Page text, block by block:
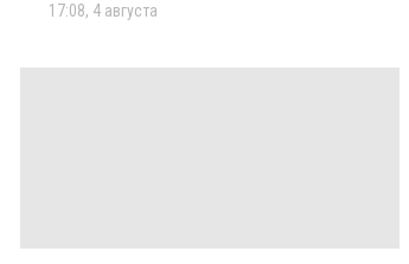
17:08, 4 августа